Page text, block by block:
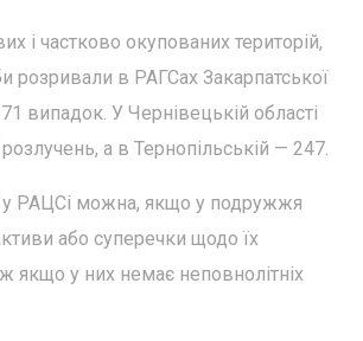
і частково окупованих територій,
в РАГСах Закарпатської
випадок. У Чернівецькій області
а в Тернопільській — 247.
РАЦСі можна, якщо у подружжя
або суперечки щодо їх
якщо у них немає неповнолітніх